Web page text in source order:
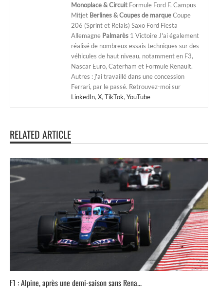
Monoplace & Circuit Formule Ford F. Campus
Mitjet Berlines & Coupes de marqueCoupe
206 (Sprint et Relais) Saxo Ford Fiesta
Allemagne Palmarès 1 Victoire J'ai également
réalisé de nombreux essais techniques sur des
véhicules de haut niveau, notamment en F3,
Nascar Euro, Caterham et Formule Renault.
Autres : j'ai travaillé dans une concession
Ferrari, par le passé. Retrouvez-moi sur
LinkedIn, X, TikTok, YouTube
RELATED ARTICLE
F1 : Alpine, après une demi-saison sans Rena...